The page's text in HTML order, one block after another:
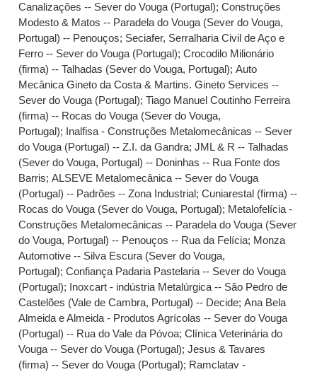
Canalizações -- Sever do Vouga (Portugal);Construções
Modesto & Matos -- Paradela do Vouga (Sever do Vouga,
Portugal) -- Penouços; Seciafer, Serralharia Civil de Aço e
Ferro -- Sever do Vouga (Portugal);Crocodilo Milionário
(firma) -- Talhadas (Sever do Vouga, Portugal);Auto
Mecânica Gineto da Costa & Martins. Gineto Services --
Sever do Vouga (Portugal);Tiago Manuel Coutinho Ferreira
(firma) -- Rocas do Vouga (Sever do Vouga,
Portugal); Inalfisa - Construções Metalomecânicas -- Sever
do Vouga (Portugal) -- Z.I. da Gandra;JML & R -- Talhadas
(Sever do Vouga, Portugal) -- Doninhas -- Rua Fonte dos
Barris;ALSEVE Metalomecânica -- Sever do Vouga
(Portugal) -- Padrões -- Zona Industrial;Cuniarestal (firma) --
Rocas do Vouga (Sever do Vouga, Portugal); Metalofelícia -
Construções Metalomecânicas -- Paradela do Vouga (Sever
do Vouga, Portugal) -- Penouços -- Rua da Felícia; Monza
Automotive -- Silva Escura (Sever do Vouga,
Portugal);Confiança Padaria Pastelaria -- Sever do Vouga
(Portugal); Inoxcart - indústria Metalúrgica -- São Pedro de
Castelões (Vale de Cambra, Portugal) -- Decide;Ana Bela
Almeida e Almeida - Produtos Agrícolas -- Sever do Vouga
(Portugal) -- Rua do Vale da Póvoa;Clínica Veterinária do
Vouga -- Sever do Vouga (Portugal);Jesus & Tavares
(firma) -- Sever do Vouga (Portugal); Ramclatav -